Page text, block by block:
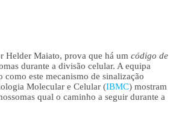
Helder Maiato, prova que há um código de
durante a divisão celular. A equipa
este mecanismo de sinalização
Molecular e Celular (IBMC) mostram
qual o caminho a seguir durante a